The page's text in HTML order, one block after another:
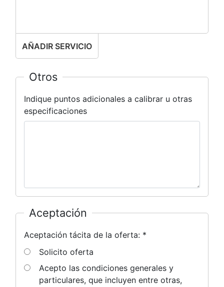
AÑADIR SERVICIO
Otros
Indique puntos adicionales a calibrar u otras
especificaciones
Aceptación
Aceptación tácita de la oferta: *
Solicito oferta
Acepto las condiciones generales y
particulares, que incluyen entre otras,